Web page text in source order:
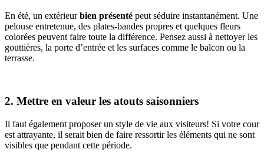
En été, un extérieurbien présenté peut séduire instantanément. Une
pelouse entretenue, des plates-bandes propres et quelques fleurs
colorées peuvent faire toute la différence. Pensez aussi à nettoyer les
gouttières, la porte d’entrée et les surfaces comme le balcon ou la
terrasse.
2. Mettre en valeur les atouts saisonniers
Il faut également proposer un style de vie aux visiteurs! Si votre cour
est attrayante, il serait bien de faire ressortir les éléments qui ne sont
visibles que pendant cette période.